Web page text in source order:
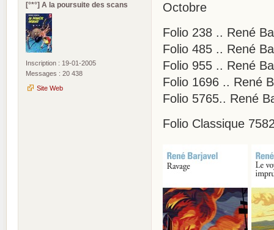
[°*°] A la poursuite des scans
Inscription : 19-01-2005
Messages : 20 438
Site Web
Octobre
Folio 238 .. René
Folio 485 .. René
Folio 955 .. René
Folio 1696 .. René
Folio 5765.. René
Folio Classique